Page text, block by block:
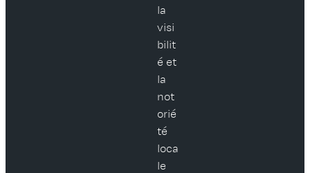
la
visi
bilit
é et
la
not
orié
té
loca
le